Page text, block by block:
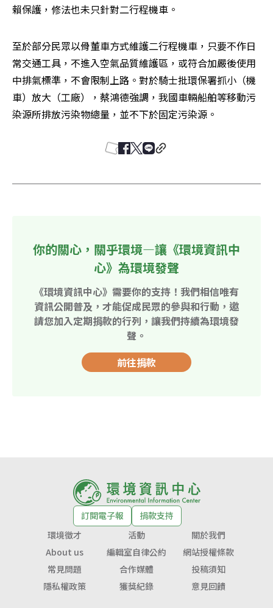
賴保護，修法也未只針對二行程機車。
至於部分民眾以骨董車方式維護二行程機車，只要不作日
常交通工具，不進入空氣品質維護區，或符合加嚴後使用
中排氣標準，不會限制上路。對於騎士批環保署抓小（機
車）放大（工廠），蔡鴻德強調，我國車輛船舶等移動污
染源所排放污染物總量，並不下於固定污染源。
你的關心，關乎環境—讓《環境資訊中
心》為環境發聲
《環境資訊中心》需要你的支持！我們相信唯有
資訊公開普及，才能促成民眾的參與和行動，邀
請您加入定期捐款的行列，讓我們持續為環境發
聲。
前往捐款
訂閱電子報
捐款支持
環境徵才
活動
關於我們
About us
編輯室自律公約
網站授權條款
常見問題
合作媒體
投稿須知
隱私權政策
獲獎紀錄 意見回饋